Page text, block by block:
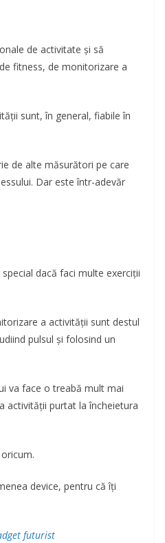
de activitate și să
fitness, de monitorizare a
sunt, în general, fiabile în
de alte măsurători pe care
Dar este într-adevăr
dacă faci multe exerciții
a activității sunt destul
pulsul și folosind un
va face o treabă mult mai
activității purtat la încheietura
device, pentru că îți
futurist